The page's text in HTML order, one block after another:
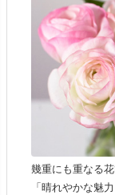
幾重にも重なる
「晴れやかな魅